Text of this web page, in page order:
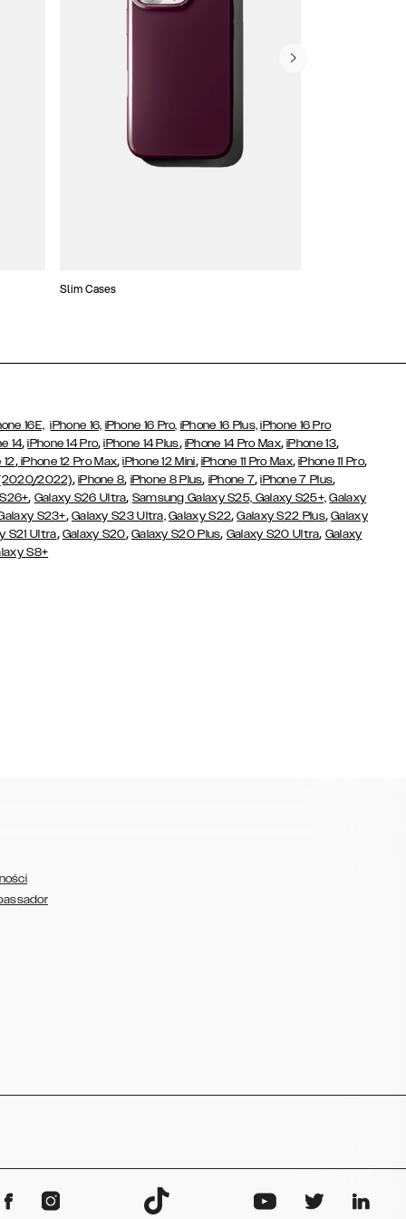
Slim Cases
16E, iPhone 16, iPhone 16 Pro, iPhone 16 Plus, iPhone 16 Pro
14,iPhone 14 Pro,iPhone 14 Plus, iPhone 14 Pro Max,iPhone 13,
12,iPhone 12 Pro Max,iPhone 12 Mini, iPhone 11 Pro Max,iPhone 11 Pro,
(2020/2022), iPhone 8, iPhone 8 Plus, iPhone 7,iPhone 7 Plus,
, Galaxy S26 Ultra, Samsung Galaxy S25, Galaxy S25+, Galaxy
S23+, Galaxy S23 Ultra, Galaxy S22,Galaxy S22 Plus,Galaxy
S21 Ultra, Galaxy S20, Galaxy S20 Plus, Galaxy S20 Ultra, Galaxy
S8+